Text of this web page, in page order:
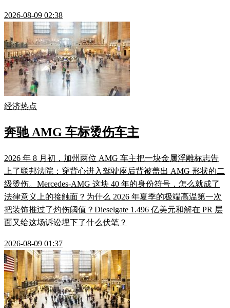
2026-08-09 02:38
经济热点
奔驰 AMG 车标烫伤车主
2026 年 8 月初，加州两位 AMG 车主把一块金属浮雕标志告
上了联邦法院：穿背心进入驾驶座后背被盖出 AMG 形状的二
级烫伤。Mercedes-AMG 这块 40 年的身份符号，怎么就成了
法律意义上的接触面？为什么 2026 年夏季的极端高温第一次
把装饰推过了灼伤阈值？Dieselgate 1.496 亿美元和解在 PR 层
面又给这场诉讼埋下了什么伏笔？
2026-08-09 01:37